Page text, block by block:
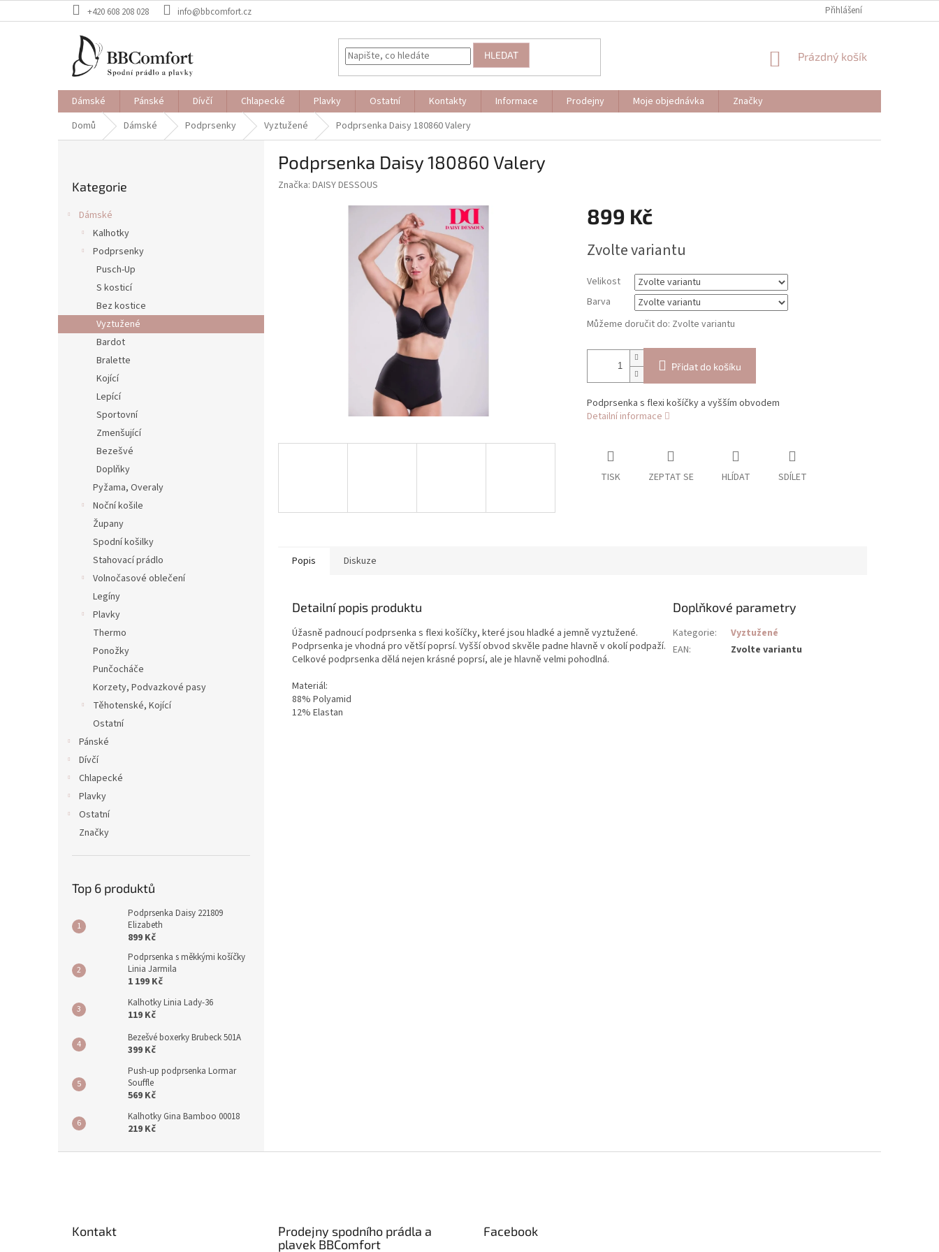
na
+420 608 208 028 info@bbcomfort.cz Přihlášení
HLEDAT
NÁKUPNÍ
Prázdný košík
Dámské Pánské Dívčí Chlapecké Plavky Ostatní Kontakty Informace Prodejny Moje objednávka
Značky
Domů
Dámské Podprsenky Vyztužené Podprsenka Daisy 180860 Valery
n
e
kategorie
Kategorie
Dámské
Kalhotky
Podprsenky
Pusch-Up
S kosticí
Bez kostice
Vyztužené
Bardot
Bralette
Kojící
Lepící
Sportovní
Zmenšující
Bezešvé
Doplňky
Pyžama, Overaly
Noční košile
Župany
Spodní košilky
Stahovací prádlo
Volnočasové oblečení
Legíny
Plavky
Thermo
Ponožky
Punčocháče
Korzety, Podvazkové pasy
Těhotenské, Kojící
Ostatní
Pánské
Dívčí
Chlapecké
Plavky
Ostatní
Značky
Top 6 produktů
Podprsenka Daisy 221809
Elizabeth
899 Kč
Podprsenka s měkkými košíčky
Linia Jarmila
1 199 Kč
Kalhotky Linia Lady-36
119 Kč
Bezešvé boxerky Brubeck 501A
399 Kč
Push-up podprsenka Lormar
Souffle
569 Kč
Kalhotky Gina Bamboo 00018
219 Kč
Podprsenka Daisy 180860 Valery
Značka: DAISY DESSOUS
899 Kč
cena:
Zvolte variantu
Velikost
Barva
Můžeme doručit do: Zvolte variantu
Přidat do košíku
Podprsenka s flexi košíčky a vyšším obvodem
Detailní informace
TISK ZEPTAT SE HLÍDAT SDÍLET
Popis Diskuze
Detailní popis produktu
Úžasně padnoucí podprsenka s flexi košíčky, které jsou hladké a jemně vyztužené.
Podprsenka je vhodná pro větší poprsí. Vyšší obvod skvěle padne hlavně v okolí podpaží.
Celkové podprsenka dělá nejen krásné poprsí, ale je hlavně velmi pohodlná.
Materiál:
88% Polyamid
12% Elastan
Doplňkové parametry
Kategorie:
Vyztužené
EAN: Zvolte variantu
Kontakt
Prodejny spodního prádla a
plavek BBComfort
Facebook